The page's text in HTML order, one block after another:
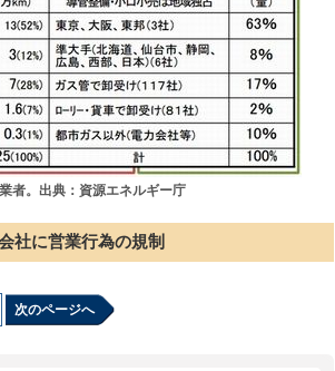
者。出典：資源エネルギー庁
社に営業行為の規制
次のページへ